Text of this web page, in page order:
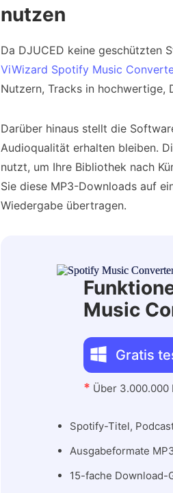
nutzen
Da DJUCED keine geschützten
ViWizard Spotify Music
Nutzern, Tracks in hochwertige,
Darüber hinaus stellt die
Audioqualität erhalten bleiben.
nutzt, um Ihre Bibliothek nach
Sie diese MP3-Downloads auf
Wiedergabe übertragen.
Music
Gratis
* Über 3.000.000
Spotify-Titel,
Ausgabeformate
15-fache Download-